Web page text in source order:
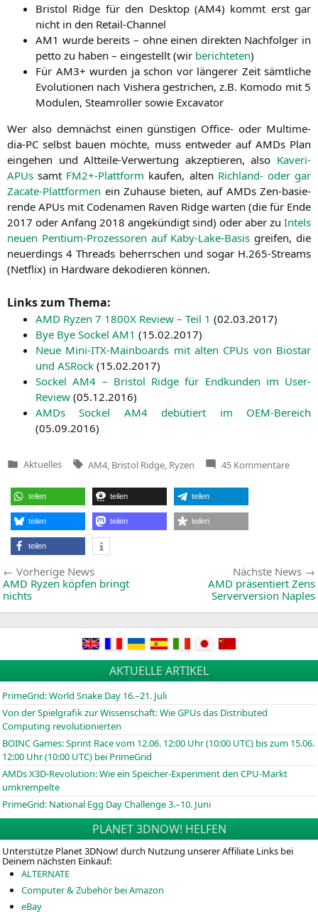
Bris­tol Ridge für den Desk­top (AM4) kommt erst gar
nicht in den Retail-Channel
AM1 wur­de bereits – ohne einen direk­ten Nach­fol­ger in
pet­to zu haben – ein­ge­stellt (wir berich­te­ten)
Für AM3+ wur­den ja schon vor län­ge­rer Zeit sämt­li­che
Evo­lu­tio­nen nach Vis­he­ra gestri­chen, z.B. Komo­do mit 5
Modu­len, Steam­rol­ler sowie Excavator
Wer also dem­nächst einen güns­ti­gen Office- oder Mul­ti­me­
dia-PC selbst bau­en möch­te, muss ent­we­der auf AMDs Plan
ein­ge­hen und Alt­tei­le-Ver­wer­tung akzep­tie­ren, also Kaveri-
APUs samt FM2+-Plattform kau­fen, alten Rich­land- oder gar
Zaca­te-Platt­for­men ein Zuhau­se bie­ten, auf AMDs Zen-basie­
ren­de APUs mit Code­na­men Raven Ridge war­ten (die für Ende
2017 oder Anfang 2018 ange­kün­digt sind) oder aber zu Intels
neu­en Pen­ti­um-Pro­zes­so­ren auf Kaby-Lake-Basis grei­fen, die
neu­er­dings 4 Threads beherr­schen und sogar H.265-Streams
(Net­flix) in Hard­ware deko­die­ren können.
Links zum Thema:
AMD Ryzen 7 1800X Review – Teil 1 (02.03.2017)
Bye Bye Sockel AM1 (15.02.2017)
Neue Mini-ITX-Main­boards mit alten CPUs von Bio­star
und ASRock (15.02.2017)
SockelAM4 – Bris­tol Ridge für End­kun­den im User-
Review (05.12.2016)
AMDs Sockel AM4debü­tiert im OEM-Bereich
(05.09.2016)
Veröffentlicht
Aktuelles Tags:
AM4 Bristol Ridge Ryzen 45 Kommentarezu
AMD
alten
Zöpfen
teilen teilen teilen
teilen teilen teilen
teilen
Beitragsnavigation
Vorherige NewsVorherige
News:
AMD Ryzen köpfen bringt
nichts
Nächste News
AMD präsentiert Zens
Serverversion Naples
AKTUELLE ARTIKEL
PrimeGrid: World Snake Day 16.–21. Juli
Von der Spielgrafik zur Wissenschaft: Wie GPUs das Distributed
Computing revolutionierten
BOINCGames: Sprint Race vom 12.06. 12:00 Uhr (10:00 UTC) bis zum 15.06.
12:00 Uhr (10:00 UTC) bei PrimeGrid
AMDs X3D-Revolution: Wie ein Speicher-Experiment den CPU-Markt
umkrempelte
PrimeGrid: National Egg Day Challenge 3.–10. Juni
PLANET 3DNOW! HELFEN
Unterstütze Planet 3DNow! durch Nutzung unserer Affiliate Links bei
Deinem nächsten Einkauf:
ALTERNATE
Computer & Zubehör bei Amazon
eBay